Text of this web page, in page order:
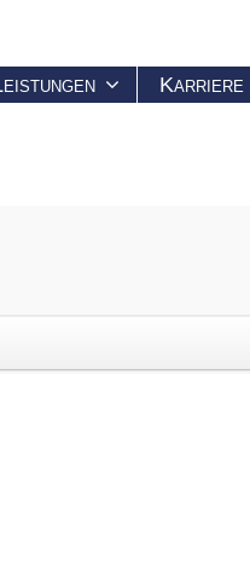
Karriere